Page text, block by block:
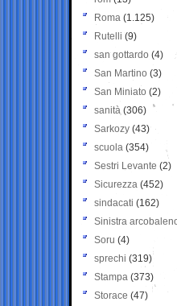
Roma (1.125)
Rutelli (9)
san gottardo (4)
San Martino (3)
San Miniato (2)
sanità (306)
Sarkozy (43)
scuola (354)
Sestri Levante (2)
Sicurezza (452)
sindacati (162)
Sinistra
Soru (4)
sprechi (319)
Stampa (373)
Storace (47)